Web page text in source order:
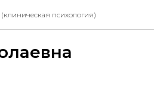
психология)